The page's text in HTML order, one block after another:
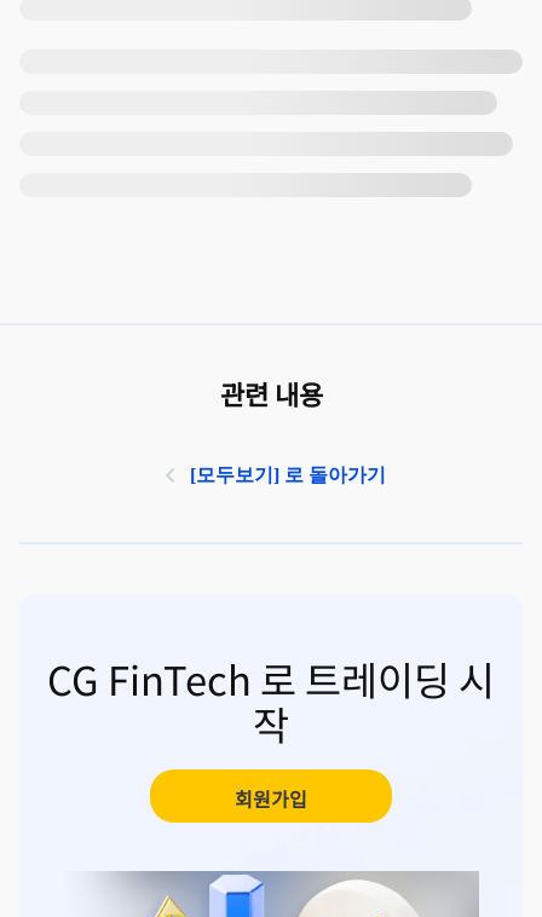
관련 내용
[모두보기] 로 돌아가기
CG FinTech 로 트레이딩 시
작
회원가입